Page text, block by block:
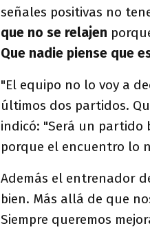
señales positivas no
que no se relajen
Que nadie piense que
"El equipo no lo voy a
últimos dos partidos.
indicó: "Será un partido
porque el encuentro lo
Además el entrenador
bien. Más allá de que
Siempre queremos